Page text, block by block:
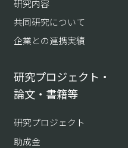
研究内容
共同研究について
企業との連携実績
研究プロジェクト・
論文・書籍等
研究プロジェクト
助成金